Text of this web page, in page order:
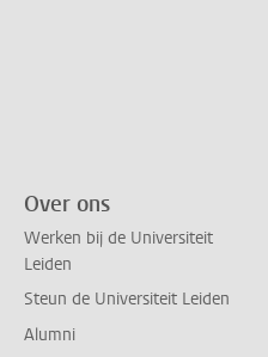
Over ons
Werken bij de Universiteit
Leiden
Steun de Universiteit Leiden
Alumni